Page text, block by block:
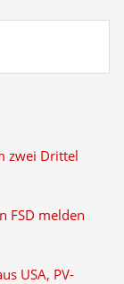
zwei Drittel
FSD melden
USA, PV-